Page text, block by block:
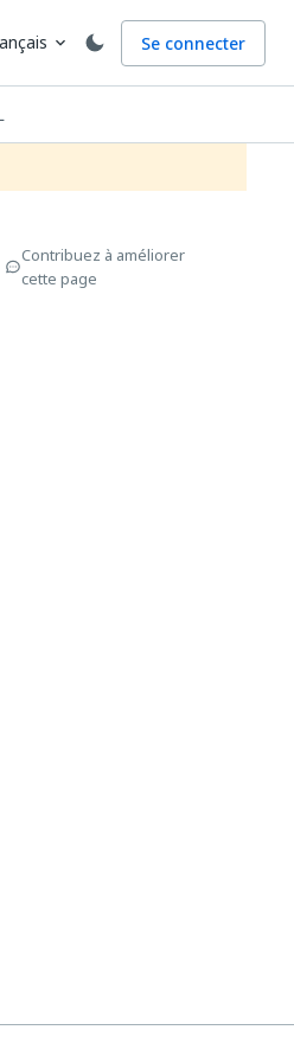
expand_more Se connecter
Contribuez à améliorer
cette page